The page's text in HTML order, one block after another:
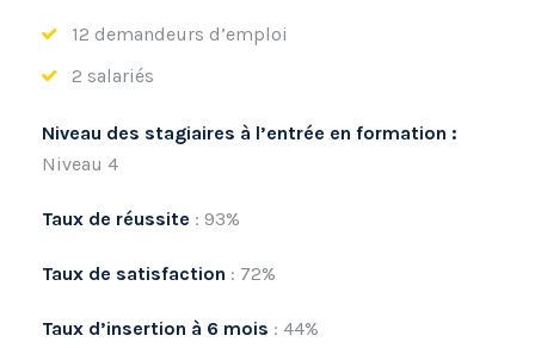
12 demandeurs d’emploi
2 salariés
Niveau des stagiaires à l’entrée en formation :
Niveau 4
Taux de réussite : 93%
Taux de satisfaction : 72%
Taux d’insertion à 6 mois : 44%